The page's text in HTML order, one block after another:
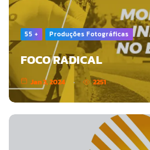
55 + Produções Fotográficas
FOCO RADICAL
Jan 3, 2024 2251